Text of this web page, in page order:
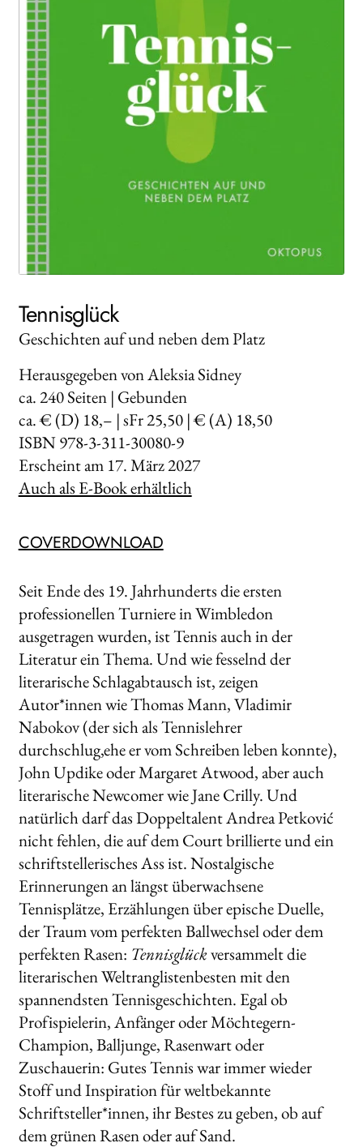
Search:
Tennisglück
Geschichten auf und neben dem Platz
Herausgegeben von Aleksia Sidney
ca.240Seiten | Gebunden
ca. € (D) 18,– | sFr 25,50 | € (A) 18,50
ISBN 978-3-311-30080-9
Erscheint am 17. März 2027
Auch als E-Book erhältlich
COVERDOWNLOAD
Seit Ende des 19. Jahrhunderts die ersten
professionellen Turniere in Wimbledon
ausgetragen wurden, ist Tennis auch in der
Literatur ein Thema. Und wie fesselnd der
literarische Schlagabtausch ist, zeigen
Autor*innen wie Thomas Mann, Vladimir
Nabokov (der sich als Tennislehrer
durchschlug,ehe er vom Schreiben leben konnte),
John Updike oder Margaret Atwood, aber auch
literarische Newcomer wie Jane Crilly. Und
natürlich darf das Doppeltalent Andrea Petković
nicht fehlen, die auf dem Court brillierte und ein
schriftstellerisches Ass ist. Nostalgische
Erinnerungen an längst überwachsene
Tennisplätze, Erzählungen über epische Duelle,
der Traum vom perfekten Ballwechsel oder dem
perfekten Rasen: Tennisglückversammelt die
literarischen Weltranglistenbesten mit den
spannendsten Tennisgeschichten. Egal ob
Profispielerin, Anfänger oder Möchtegern-
Champion, Balljunge, Rasenwart oder
Zuschauerin: Gutes Tennis war immer wieder
Stoff und Inspiration für weltbekannte
Schriftsteller*innen, ihr Bestes zu geben, ob auf
dem grünen Rasen oder auf Sand.